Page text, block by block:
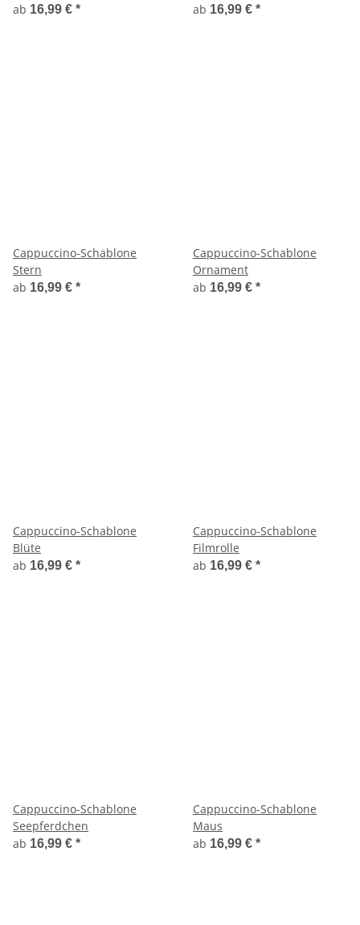
ab 16,99 € *
ab 16,99 € *
Cappuccino-Schablone
Stern
ab 16,99 € *
Cappuccino-Schablone
Ornament
ab 16,99 € *
Cappuccino-Schablone
Blüte
ab 16,99 € *
Cappuccino-Schablone
Filmrolle
ab 16,99 € *
Cappuccino-Schablone
Seepferdchen
ab 16,99 € *
Cappuccino-Schablone
Maus
ab 16,99 € *